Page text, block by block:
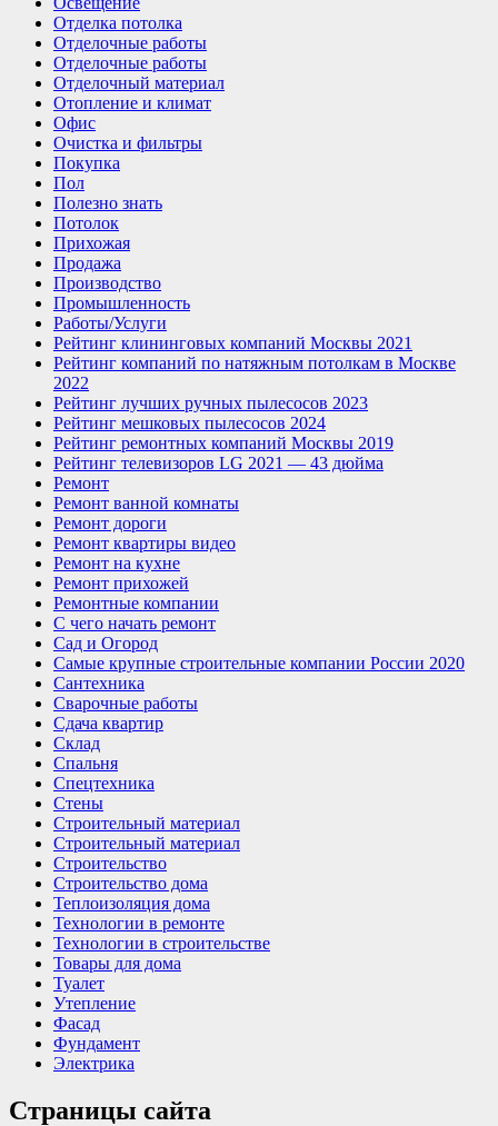
Отделка потолка
Отделочные работы
Отделочные работы
Отделочный материал
Отопление и климат
Офис
Очистка и фильтры
Покупка
Пол
Полезно знать
Потолок
Прихожая
Продажа
Производство
Промышленность
Работы/Услуги
Рейтинг клининговых компаний Москвы 2021
Рейтинг компаний по натяжным потолкам в Москве
2022
Рейтинг лучших ручных пылесосов 2023
Рейтинг мешковых пылесосов 2024
Рейтинг ремонтных компаний Москвы 2019
Рейтинг телевизоров LG 2021 — 43 дюйма
Ремонт
Ремонт ванной комнаты
Ремонт дороги
Ремонт квартиры видео
Ремонт на кухне
Ремонт прихожей
Ремонтные компании
С чего начать ремонт
Сад и Огород
Самые крупные строительные компании России 2020
Сантехника
Сварочные работы
Сдача квартир
Склад
Спальня
Спецтехника
Стены
Строительный материал
Строительный материал
Строительство
Строительство дома
Теплоизоляция дома
Технологии в ремонте
Технологии в строительстве
Товары для дома
Туалет
Утепление
Фасад
Фундамент
Электрика
Страницы сайта